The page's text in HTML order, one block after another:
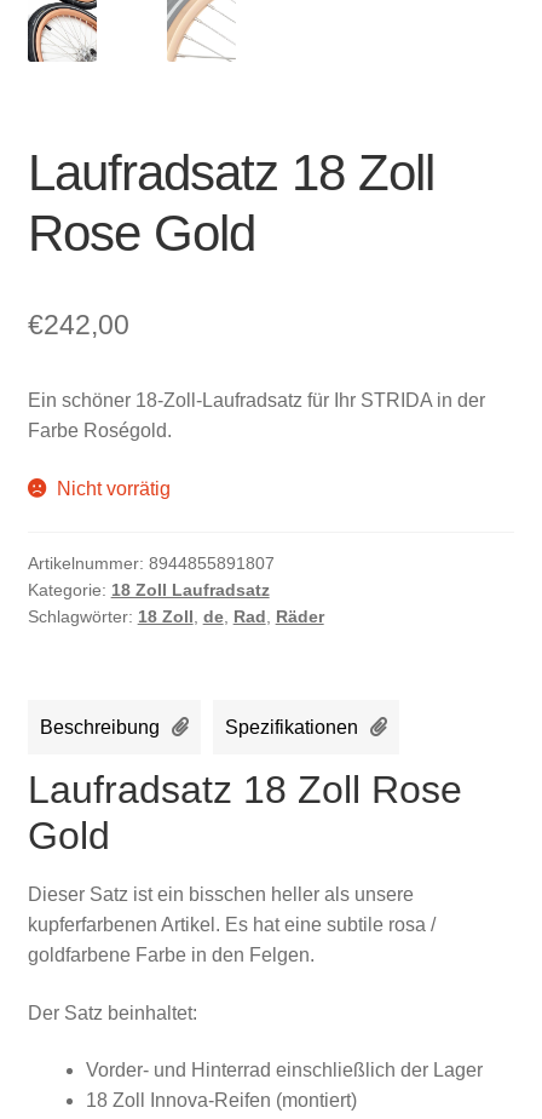
Laufradsatz 18 Zoll
Rose Gold
€242,00
Ein schöner 18-Zoll-Laufradsatz für Ihr STRIDA in der
Farbe Roségold.
Nicht vorrätig
Artikelnummer: 8944855891807
Kategorie: 18 Zoll Laufradsatz
Schlagwörter: 18 Zoll de, Rad Räder
Beschreibung Spezifikationen
Laufradsatz 18 Zoll Rose
Gold
Dieser Satz ist ein bisschen heller als unsere
kupferfarbenen Artikel. Es hat eine subtile rosa /
goldfarbene Farbe in den Felgen.
Der Satz beinhaltet:
Vorder- und Hinterrad einschließlich der Lager
18 Zoll Innova-Reifen (montiert)